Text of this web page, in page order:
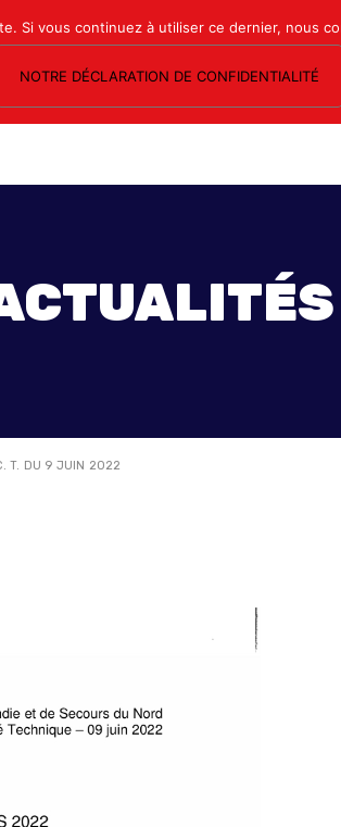
ESPACE ADHÉRENTS FORMATION
T. DU 9 JUIN 2022
Si vous continuez à utiliser ce dernier, nous
NOTRE DÉCLARATION DE CONFIDENTIALITÉ